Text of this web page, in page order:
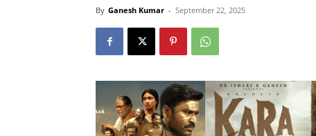
By Ganesh Kumar - September 22, 2025